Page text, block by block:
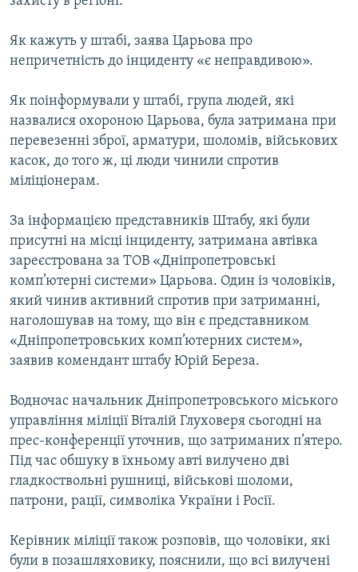
ВІДЕОУРОКИ «ELIFBE»
СВІДЧЕННЯ ОКУПАЦІЇ
УКРАЇНСЬКА ПРОБЛЕМА КРИМУ
ІНФОГРАФІКА
Qırımtatar
ДОЛУЧАЙСЯ!
Усі сайти RFE/RL
Як кажуть у штабі, заява Царьова про
непричетність до інциденту «є неправдивою».
Як поінформували у штабі, група людей, які
назвалися охороною Царьова, була затримана при
перевезенні зброї, арматури, шоломів, військових
касок, до того ж, ці люди чинили спротив
міліціонерам.
За інформацією представників Штабу, які були
присутні на місці інциденту, затримана автівка
зареєстрована за ТОВ «Дніпропетровські
комп’ютерні системи» Царьова. Один із чоловіків,
який чинив активний спротив при затриманні,
наголошував на тому, що він є представником
«Дніпропетровських комп’ютерних систем»,
заявив комендант штабу Юрій Береза.
Водночас начальник Дніпропетровського міського
управління міліції Віталій Глуховеря сьогодні на
прес-конференції уточнив, що затриманих п’ятеро.
Під час обшуку в їхньому авті вилучено дві
гладкоствольні рушниці, військові шоломи,
патрони, рації, символіка України і Росії.
Керівник міліції також розповів, що чоловіки, які
були в позашляховику, пояснили, що всі вилучені